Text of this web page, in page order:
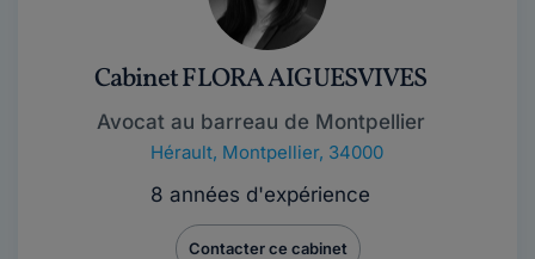
Cabinet FLORA AIGUESVIVES
Avocat au barreau de Montpellier
Hérault, Montpellier, 34000
8 années d'expérience
Contacter ce cabinet